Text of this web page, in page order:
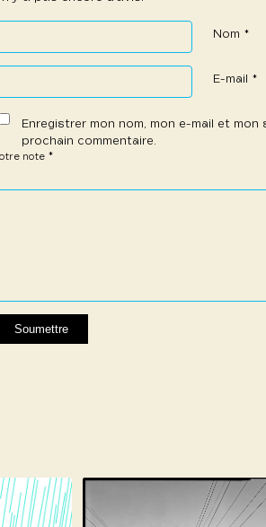
Nom *
E-mail *
Enregistrer mon nom, mon e-mail et
prochain commentaire.
note *
étoile
étoiles
étoiles
étoiles
étoiles